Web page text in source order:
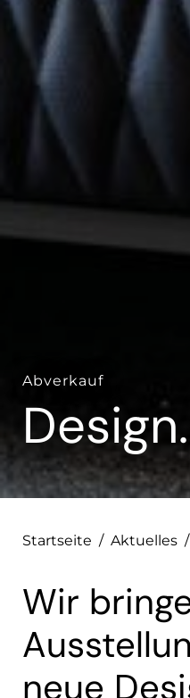
Abverkauf
Startseite / Aktuelles /
Wir
neue